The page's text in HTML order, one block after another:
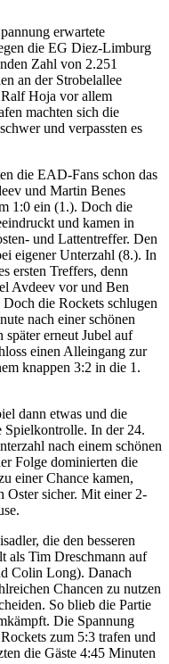
erwartete
die EG Diez-Limburg
Zahl von 2.251
an der Strobelallee
Hoja vor allem
machten sich die
und verpassten es
die EAD-Fans schon das
und Martin Benes
1:0 ein (1.). Doch die
und kamen in
und Lattentreffer. Den
eigener Unterzahl (8.). In
ersten Treffers, denn
Avdeev vor und Ben
die Rockets schlugen
nach einer schönen
erneut Jubel auf
einen Alleingang zur
knappen 3:2 in die 1.
dann etwas und die
Spielkontrolle. In der 24.
nach einem schönen
Folge dominierten die
einer Chance kamen,
Oster sicher. Mit einer 2-
die den besseren
als Tim Dreschmann auf
Colin Long). Danach
Chancen zu nutzen
So blieb die Partie
Die Spannung
zum 5:3 trafen und
die Gäste 4:45 Minuten